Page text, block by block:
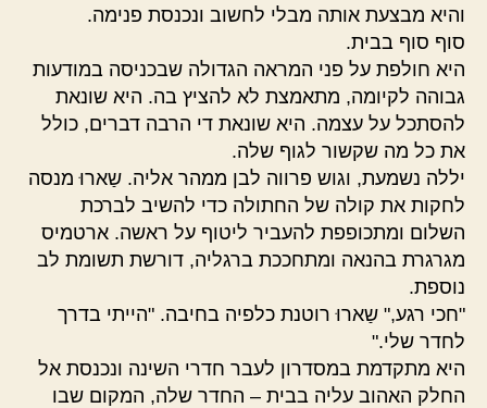
והיא מבצעת אותה מבלי לחשוב ונכנסת פנימה.
סוף סוף בבית.
היא חולפת על פני המראה הגדולה שבכניסה במודעות
גבוהה לקיומה, מתאמצת לא להציץ בה. היא שונאת
להסתכל על עצמה. היא שונאת די הרבה דברים, כולל
את כל מה שקשור לגוף שלה.
יללה נשמעת, וגוש פרווה לבן ממהר אליה. שַארוּ מנסה
לחקות את קולה של החתולה כדי להשיב לברכת
השלום ומתכופפת להעביר ליטוף על ראשה. ארטמיס
מגרגרת בהנאה ומתחככת ברגליה, דורשת תשומת לב
נוספת.
"חכי רגע," שַארוּ רוטנת כלפיה בחיבה. "הייתי בדרך
לחדר שלי."
היא מתקדמת במסדרון לעבר חדרי השינה ונכנסת אל
החלק האהוב עליה בבית – החדר שלה, המקום שבו